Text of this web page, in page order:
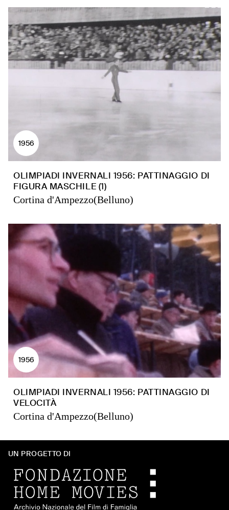
1956
OLIMPIADI INVERNALI 1956: PATTINAGGIO DI
FIGURA MASCHILE (1)
Cortina d'Ampezzo(Belluno)
1956
OLIMPIADI INVERNALI 1956: PATTINAGGIO DI
VELOCITÀ
Cortina d'Ampezzo(Belluno)
UN PROGETTO DI